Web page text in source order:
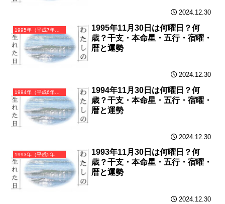
2024.12.30
1995年（平成7年）乙亥（きのとい）・亥年（いのしし年）カレンダー（月曜はじまり）
1995年11月30日は何曜日？何
歳？干支・本命星・五行・宿曜・
暦と運勢
2024.12.30
1994年（平成6年）甲戌（きのえいぬ）・戌年（いぬ年）カレンダー（月曜はじまり）
1994年11月30日は何曜日？何
歳？干支・本命星・五行・宿曜・
暦と運勢
2024.12.30
1993年（平成5年）癸酉（みずのととり）・酉年（とり年）カレンダー（月曜はじまり）
1993年11月30日は何曜日？何
歳？干支・本命星・五行・宿曜・
暦と運勢
2024.12.30